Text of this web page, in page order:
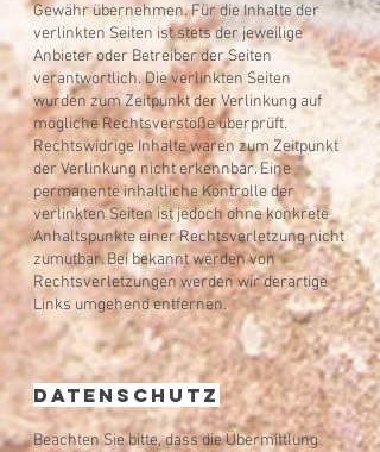
Gewähr übernehmen. Für die Inhalte der
verlinkten Seiten ist stets der jeweilige
Anbieter oder Betreiber der Seiten
verantwortlich. Die verlinkten Seiten
wurden zum Zeitpunkt der Verlinkung auf
mögliche Rechtsverstöße überprüft.
Rechtswidrige Inhalte waren zum Zeitpunkt
der Verlinkung nicht erkennbar. Eine
permanente inhaltliche Kontrolle der
verlinkten Seiten ist jedoch ohne konkrete
Anhaltspunkte einer Rechtsverletzung nicht
zumutbar. Bei bekannt werden von
Rechtsverletzungen werden wir derartige
Links umgehend entfernen.
Datenschutz​
Beachten Sie bitte, dass die Übermittlung